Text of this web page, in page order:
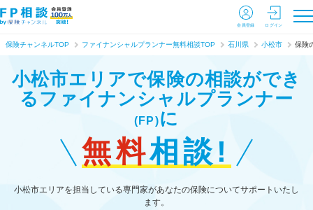
会員登録 ログイン
保険チャンネルTOP ファイナンシャルプランナー無料相談TOP 石川県 小松市 保険
小松市エリアで保険の相談ができ
る ファイナンシャルプランナー
(FP)に
無料相談!
小松市エリアを担当している専門家があなたの保険についてサポートいたし
ます。